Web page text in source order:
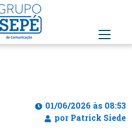
01/06/2026 às 08:53
por Patrick Siede